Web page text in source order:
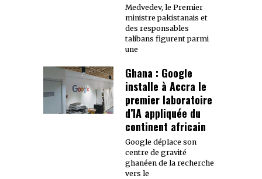
Medvedev, le Premier
ministre pakistanais et
des responsables
talibans figurent parmi
une
Ghana : Google
installe à Accra le
premier laboratoire
d’IA appliquée du
continent africain
Google déplace son
centre de gravité
ghanéen de la recherche
vers le